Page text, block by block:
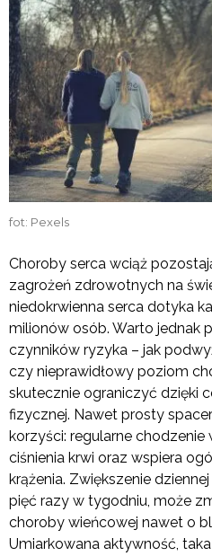
fot: Pexels
Choroby serca wciąż
zagrożeń zdrowotnych na
niedokrwienna serca dotyka
milionów osób. Warto jednak
czynników ryzyka – jak
czy nieprawidłowy poziom
skutecznie ograniczyć dzięki
fizycznej. Nawet prosty
korzyści: regularne chodzenie
ciśnienia krwi oraz wspiera
krążenia. Zwiększenie
pięć razy w tygodniu, może
choroby wieńcowej nawet o
Umiarkowana aktywność,